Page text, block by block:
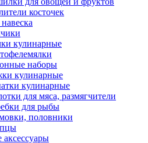
косточек
кулинарные
наборы
кулинарные
кулинарные
для мяса, размягчители
для рыбы
половники